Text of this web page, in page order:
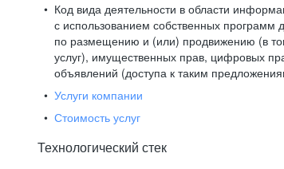
Код вида деятельности в области
с использованием собственных
по размещению и (или) продвижению (в
услуг), имущественных прав, цифровых
объявлений (доступа к таким
Услуги компании
Стоимость услуг
Технологический стек